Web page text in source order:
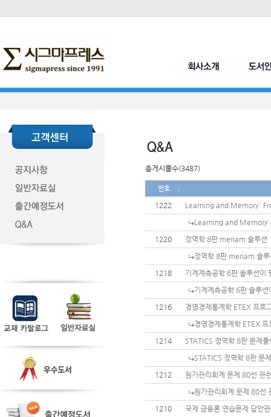
총게시물수(3487)
번호
1222
Learning and Memory:
Learning and
1220
정역학 8판 meriam 솔루션
정역학 8판 meriam 솔루
1218
기계계측공학 6판 솔루션이
기계계측공학 6판 솔루
1216
경영경제통계학 ETEX 프로
경영경제통계학 ETEX
1214
STATICS 정역학 8판 문제
STATICS 정역학 8판 문
1212
원가관리회계 문제 80선 관
원가관리회계 문제 80선
1210
국제 금융론 연습문제 답안